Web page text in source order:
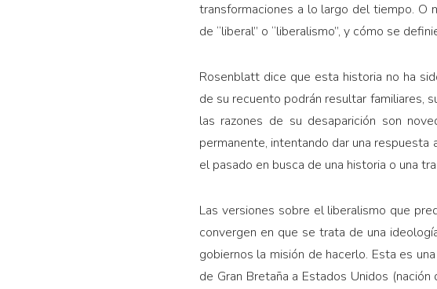
transformaciones a lo largo del tiempo. O
de “liberal” o “liberalismo”, y cómo se
Rosenblatt dice que esta historia no ha
de su recuento podrán resultar familiares,
las razones de su desaparición son
permanente, intentando dar una
el pasado en busca de una historia o una
Las versiones sobre el liberalismo que
convergen en que se trata de una
gobiernos la misión de hacerlo. Esta es
de Gran Bretaña a Estados Unidos